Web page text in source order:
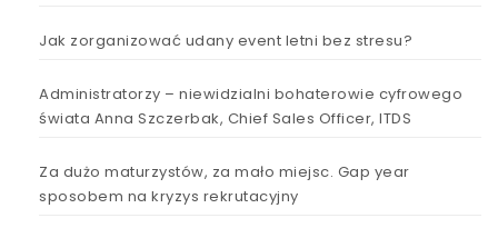
Jak zorganizować udany event letni bez stresu?
Administratorzy – niewidzialni bohaterowie cyfrowego
świata Anna Szczerbak, Chief Sales Officer, ITDS
Za dużo maturzystów, za mało miejsc. Gap year
sposobem na kryzys rekrutacyjny